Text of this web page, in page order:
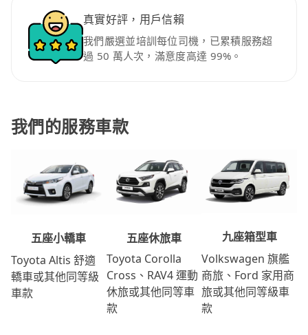
真實好評，用戶信賴
我們嚴選並培訓每位司機，已累積服務超
過 50 萬人次，滿意度高達 99%。
我們的服務車款
五座小轎車
Toyota Altis 舒適
轎車或其他同等級
車款
五座休旅車
Toyota Corolla
Cross、RAV4 運動
休旅或其他同等車
款
九座箱型車
Volkswagen 旗艦
商旅、Ford 家用商
旅或其他同等級車
款